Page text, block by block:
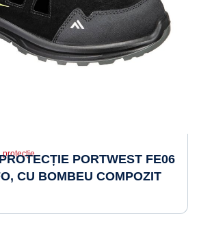
protecție
PORTWEST FE06
CU BOMBEU COMPOZIT